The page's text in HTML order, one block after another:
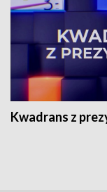
Kwadrans z